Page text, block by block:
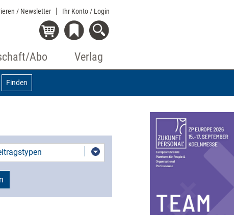
/ Newsletter Ihr Konto / Login
Abo Verlag
Finden